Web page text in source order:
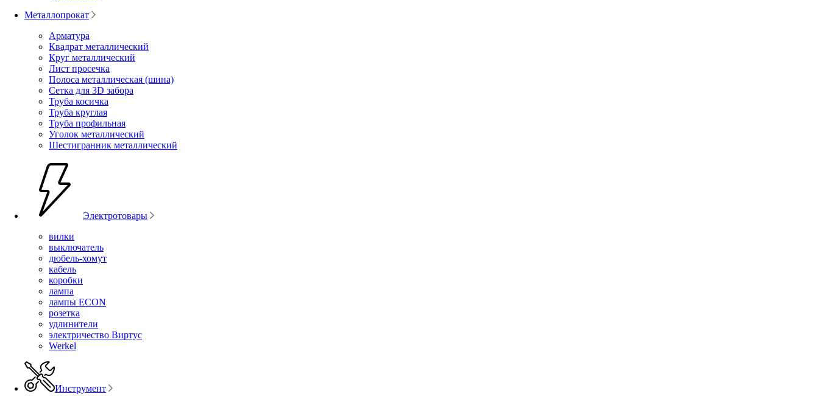
Металлопрокат
Арматура
Квадрат металлический
Круг металлический
Лист просечка
Полоса металлическая (шина)
Сетка для 3D забора
Труба косичка
Труба круглая
Труба профильная
Уголок металлический
Шестигранник металлический
Электротовары
вилки
выключатель
дюбель-хомут
кабель
коробки
лампа
лампы ECON
розетка
удлинители
электричество Виртус
Werkel
Инструмент